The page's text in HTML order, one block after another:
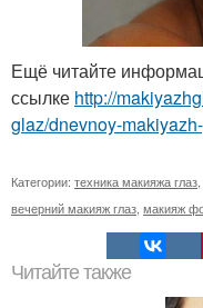
Ещё читайте
ссылке http://
glaz/dnevnoy-
Категории: техника макияжа глаз
вечерний макияж глаз макияж
Читайте также